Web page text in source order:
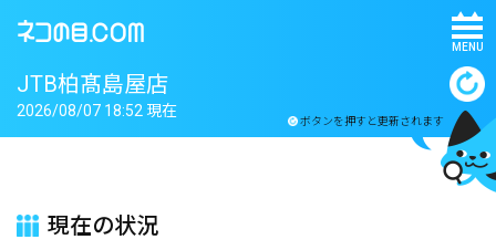
MENU
JTB柏髙島屋店
ボタンを押すと更新されます
2026/08/07 18:52 現在
現在の状況